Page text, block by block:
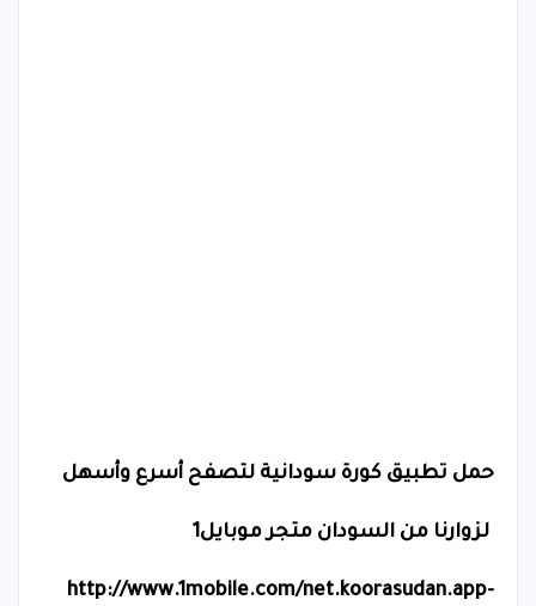
حمل تطبيق كورة سودانية لتصفح أسرع وأسهل
لزوارنا من السودان متجر موبايل1
http://www.1mobile.com/net.koorasudan.app-